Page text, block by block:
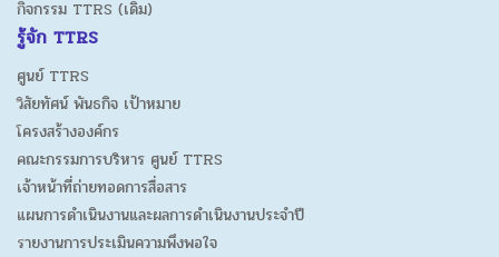
กิจกรรม TTRS (เดิม)
รู้จัก TTRS
ศูนย์ TTRS
วิสัยทัศน์ พันธกิจ เป้าหมาย
โครงสร้างองค์กร
คณะกรรมการบริหาร ศูนย์ TTRS
เจ้าหน้าที่ถ่ายทอดการสื่อสาร
แผนการดำเนินงานและผลการดำเนินงานประจำปี
รายงานการประเมินความพึงพอใจ